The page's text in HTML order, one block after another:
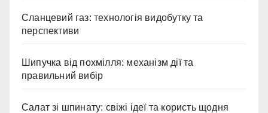
Сланцевий газ: технологія видобутку та
перспективи
Шипучка від похмілля: механізм дії та
правильний вибір
Салат зі шпинату: свіжі ідеї та користь щодня